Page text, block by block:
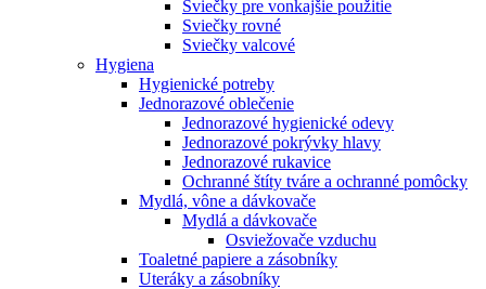
Sviečky pre vonkajšie použitie
Sviečky rovné
Sviečky valcové
Hygiena
Hygienické potreby
Jednorazové oblečenie
Jednorazové hygienické odevy
Jednorazové pokrývky hlavy
Jednorazové rukavice
Ochranné štíty tváre a ochranné pomôcky
Mydlá, vône a dávkovače
Mydlá a dávkovače
Osviežovače vzduchu
Toaletné papiere a zásobníky
Uteráky a zásobníky